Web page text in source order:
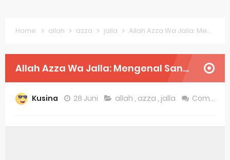
Harga Laptop Acer Windows 10
Keytweak Windows 10
Cara Menginstal Windows 11
Home allah azza jalla Allah Azza Wa Jalla: Mengenal Sang Pencipta Semesta Alam
Allah Azza Wa Jalla: Mengenal Sang Pencipta Semesta Alam
Kusina 28 Juni allah , azza , jalla Comment